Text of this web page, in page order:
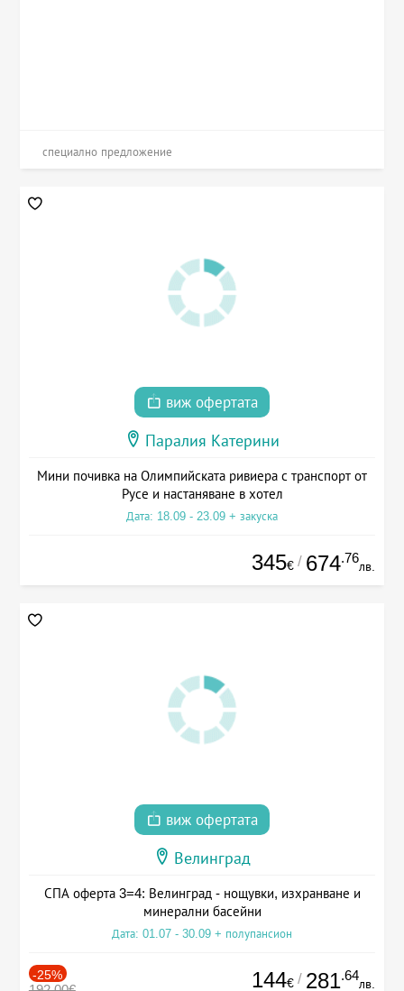
специално предложение
виж офертата
Паралия Катерини
Мини почивка на Олимпийската ривиера с транспорт от
Русе и настаняване в хотел
Дата: 18.09 - 23.09 + закуска
345€ / 674.76
лв.
виж офертата
Велинград
СПА оферта 3=4: Велинград - нощувки, изхранване и
минерални басейни
Дата: 01.07 - 30.09 + полупансион
-25% 144€ / 281.64
лв.